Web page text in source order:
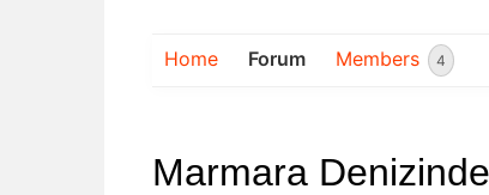
Home Forum Members 4
Marmara